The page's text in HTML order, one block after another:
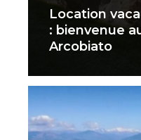
Location
: bienvenue
Arcobiato